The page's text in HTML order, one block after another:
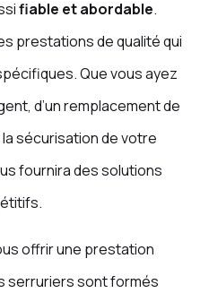
fiable et abordable.
prestations de qualité qui
Que vous ayez
d’un remplacement de
sécurisation de votre
fournira des solutions
offrir une prestation
serruriers sont formés